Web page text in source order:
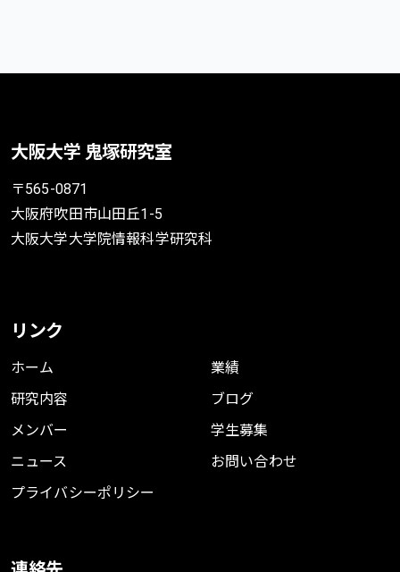
大阪大学 鬼塚研究室
〒565-0871
大阪府吹田市山田丘1-5
大阪大学大学院情報科学研究科
リンク
ホーム
研究内容
メンバー
ニュース
プライバシーポリシー
業績
ブログ
学生募集
お問い合わせ